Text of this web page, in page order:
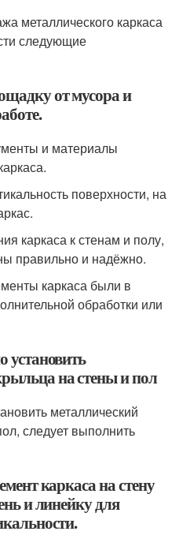
металлического каркаса
следующие
от мусора и
и материалы
поверхности, на
каркаса к стенам и полу,
правильно и надёжно.
каркаса были в
обработки или
установить
на стены и пол
металлический
следует выполнить
каркаса на стену
и линейку для